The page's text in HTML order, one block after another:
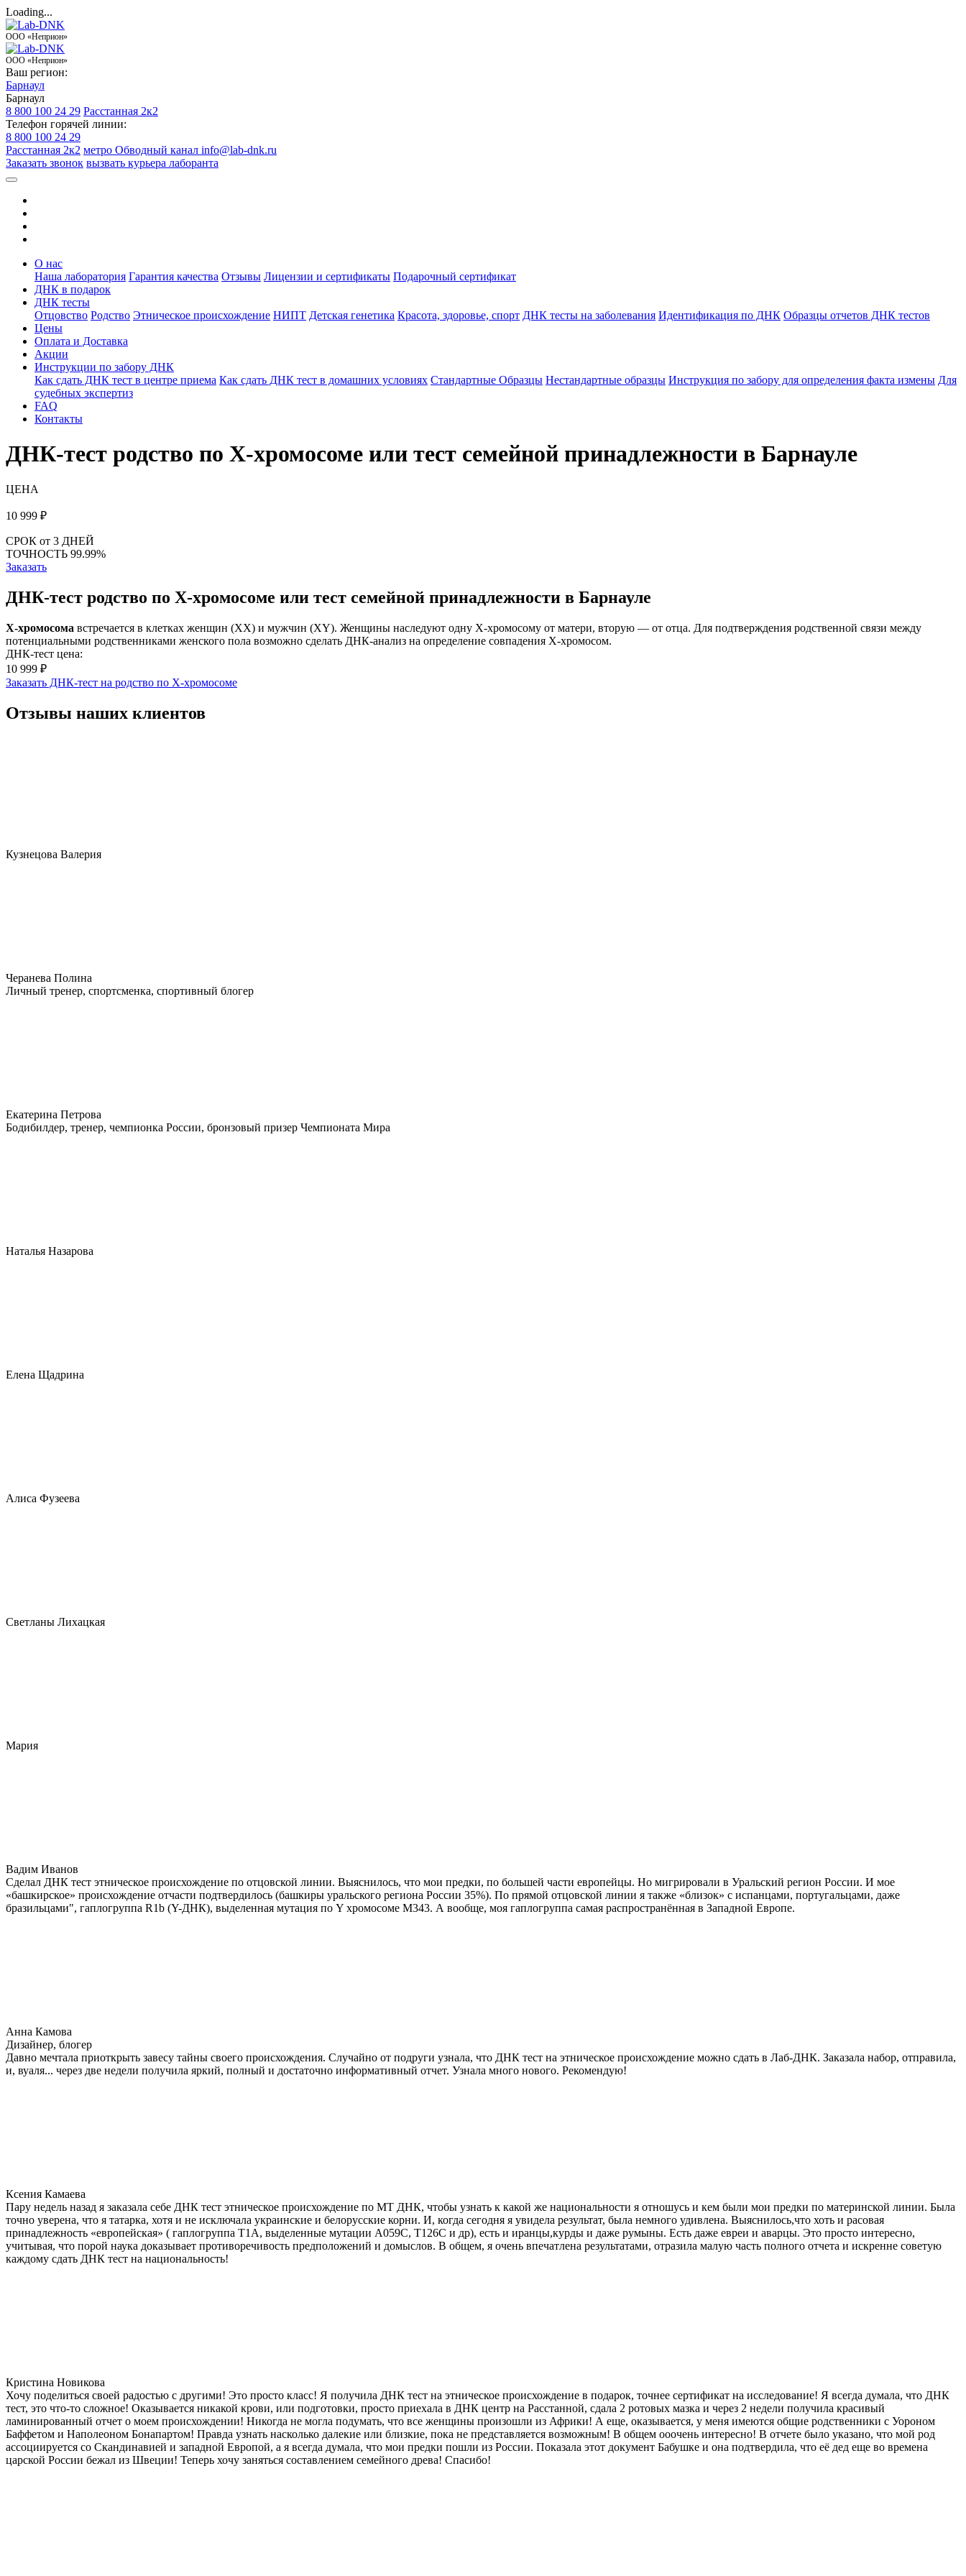
Loading...
ООО «Неприон»
ООО «Неприон»
Ваш регион:
Барнаул
Барнаул
8 800 100 24 29 Расстанная 2к2
Телефон горячей линии:
8 800 100 24 29
Расстанная 2к2 метро Обводный канал info@lab-dnk.ru
Заказать звонок вызвать курьера лаборанта
О нас
Наша лаборатория Гарантия качества Отзывы Лицензии и сертификаты Подарочный сертификат
ДНК в подарок
ДНК тесты
Отцовство Родство Этническое происхождение НИПТ Детская генетика Красота, здоровье, спорт ДНК тесты на заболевания Идентификация по ДНК Образцы отчетов ДНК тестов
Цены
Оплата и Доставка
Акции
Инструкции по забору ДНК
Как сдать ДНК тест в центре приема Как сдать ДНК тест в домашних условиях Стандартные Образцы Нестандартные образцы Инструкция по забору для определения факта измены Для
судебных экспертиз
FAQ
Контакты
ДНК-тест родство по X-хромосоме или тест семейной принадлежности в Барнауле
ЦЕНА
10 999 ₽
СРОК от 3 ДНЕЙ
ТОЧНОСТЬ 99.99%
Заказать
ДНК-тест родство по X-хромосоме или тест семейной принадлежности в Барнауле
Х-хромосома встречается в клетках женщин (XX) и мужчин (ХY). Женщины наследуют одну Х-хромосому от матери, вторую — от отца. Для подтверждения родственной связи между
потенциальными родственниками женского пола возможно сделать ДНК-анализ на определение совпадения Х-хромосом.
ДНК-тест цена:
10 999 ₽
Заказать ДНК-тест на родство по X-хромосоме
Отзывы наших клиентов
Кузнецова Валерия
Черанева Полина
Личный тренер, спортсменка, спортивный блогер
Екатерина Петрова
Бодибилдер, тренер, чемпионка России, бронзовый призер Чемпионата Мира
Наталья Назарова
Елена Щадрина
Алиса Фузеева
Светланы Лихацкая
Мария
Вадим Иванов
Сделал ДНК тест этническое происхождение по отцовской линии. Выяснилось, что мои предки, по большей части европейцы. Но мигрировали в Уральский регион России. И мое
«башкирское» происхождение отчасти подтвердилось (башкиры уральского региона России 35%). По прямой отцовской линии я также «близок» с испанцами, португальцами, даже
бразильцами", гаплогруппа R1b (Y-ДНК), выделенная мутация по Y хромосоме М343. А вообще, моя гаплогруппа самая распространённая в Западной Европе.
Анна Камова
Дизайнер, блогер
Давно мечтала приоткрыть завесу тайны своего происхождения. Случайно от подруги узнала, что ДНК тест на этническое происхождение можно сдать в Лаб-ДНК. Заказала набор, отправила,
и, вуаля... через две недели получила яркий, полный и достаточно информативный отчет. Узнала много нового. Рекомендую!
Ксения Камаева
Пару недель назад я заказала себе ДНК тест этническое происхождение по МТ ДНК, чтобы узнать к какой же национальности я отношусь и кем были мои предки по материнской линии. Была
точно уверена, что я татарка, хотя и не исключала украинские и белорусские корни. И, когда сегодня я увидела результат, была немного удивлена. Выяснилось,что хоть и расовая
принадлежность «европейская» ( гаплогруппа T1A, выделенные мутации A059C, T126C и др), есть и иранцы,курды и даже румыны. Есть даже евреи и аварцы. Это просто интересно,
учитывая, что порой наука доказывает противоречивость предположений и домыслов. В общем, я очень впечатлена результатами, отразила малую часть полного отчета и искренне советую
каждому сдать ДНК тест на национальность!
Кристина Новикова
Хочу поделиться своей радостью с другими! Это просто класс! Я получила ДНК тест на этническое происхождение в подарок, точнее сертификат на исследование! Я всегда думала, что ДНК
тест, это что-то сложное! Оказывается никакой крови, или подготовки, просто приехала в ДНК центр на Расстанной, сдала 2 ротовых мазка и через 2 недели получила красивый
ламинированный отчет о моем происхождении! Никогда не могла подумать, что все женщины произошли из Африки! А еще, оказывается, у меня имеются общие родственники с Уороном
Баффетом и Наполеоном Бонапартом! Правда узнать насколько далекие или близкие, пока не представляется возможным! В общем ооочень интересно! В отчете было указано, что мой род
ассоциируется со Скандинавией и западной Европой, а я всегда думала, что мои предки пошли из России. Показала этот документ Бабушке и она подтвердила, что её дед еще во времена
царской России бежал из Швеции! Теперь хочу заняться составлением семейного древа! Спасибо!